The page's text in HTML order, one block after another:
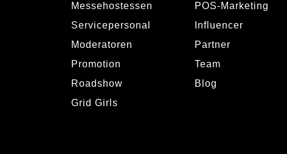
Messehostessen
Servicepersonal
Moderatoren
Promotion
Roadshow
Grid Girls
POS-Marketing
Influencer
Partner
Team
Blog